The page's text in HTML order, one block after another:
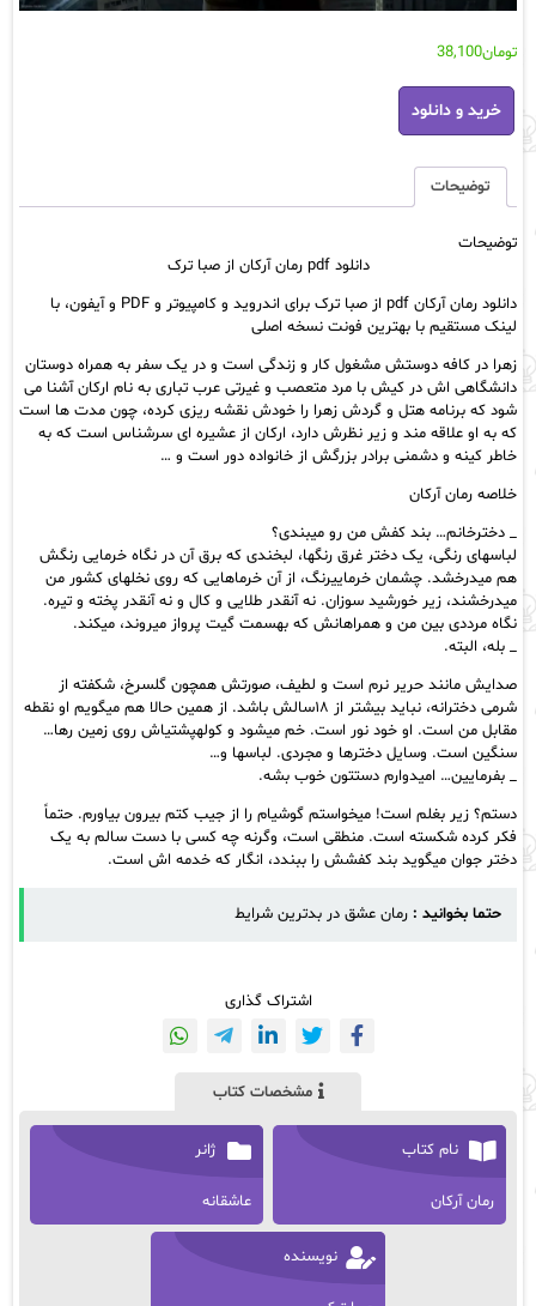
تومان38,100
دانلود
pdf
رمان
صبا
عدد
خرید و دانلود
توضیحات
توضیحات
دانلود pdf رمان آرکان از صبا ترک
دانلود رمان آرکان pdf از صبا ترک برای اندروید و کامپیوتر و PDF و آیفون، با
لینک مستقیم با بهترین فونت نسخه اصلی
زهرا در کافه دوستش مشغول کار و زندگی است و در یک سفر به همراه دوستان
دانشگاهی اش در کیش با مرد متعصب و غیرتی عرب تباری به نام ارکان آشنا می
شود که برنامه هتل و گردش زهرا را خودش نقشه ریزی کرده، چون مدت ها است
که به او علاقه مند و زیر نظرش دارد، ارکان از عشیره ای سرشناس است که به
خاطر کینه و دشمنی برادر بزرگش از خانواده دور است و …
خلاصه رمان آرکان
_ دخترخانم… بند کفش من رو میبندی؟
لباسهای رنگی، یک دختر غرق رنگها، لبخندی که برق آن در نگاه خرمایی رنگش
هم میدرخشد. چشمان خرماییرنگ، از آن خرماهایی که روی نخلهای کشور من
میدرخشند، زیر خورشید سوزان. نه آنقدر طلایی و کال و نه آنقدر پخته و تیره.
نگاه مرددی بین من و همراهانش که بهسمت گیت پرواز میروند، میکند.
_ بله، البته.
صدایش مانند حریر نرم است و لطیف، صورتش همچون گلسرخ، شکفته از
شرمی دخترانه، نباید بیشتر از ۱۸سالش باشد. از همین حالا هم میگویم او نقطه
مقابل من است. او خود نور است. خم میشود و کولهپشتیاش روی زمین رها…
سنگین است. وسایل دخترها و مجردی. لباسها و…
_ بفرمایین… امیدوارم دستتون خوب بشه.
دستم؟ زیر بغلم است! میخواستم گوشیام را از جیب کتم بیرون بیاورم. حتماً
فکر کرده شکسته است. منطقی است، وگرنه چه کسی با دست سالم به یک
دختر جوان میگوید بند کفشش را ببندد، انگار که خدمه اش است.
حتما بخوانید : رمان عشق در بدترین شرایط
اشتراک گذاری
مشخصات کتاب
نام کتاب
رمان آرکان
ژانر
عاشقانه
نویسنده